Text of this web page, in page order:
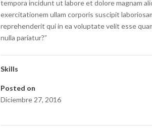
tempora incidunt ut labore et dolore magnam
exercitationem ullam corporis suscipit
reprehenderit qui in ea voluptate velit esse
nulla pariatur?”
Skills
Posted on
Diciembre 27, 2016